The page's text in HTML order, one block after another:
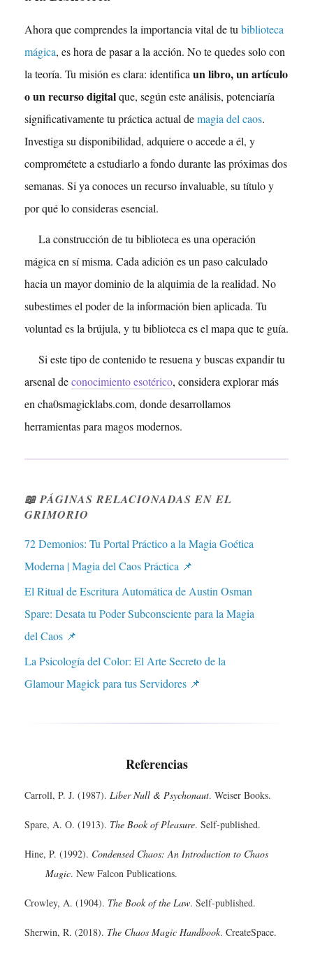
Ahora que comprendes la importancia vital de tu biblioteca
mágica, es hora de pasar a la acción. No te quedes solo con
la teoría. Tu misión es clara: identifica un libro, un artículo
o un recurso digitalque, según este análisis, potenciaría
significativamente tu práctica actual demagia del caos.
Investiga su disponibilidad, adquiere o accede a él, y
comprométete a estudiarlo a fondo durante las próximas dos
semanas. Si ya conoces un recurso invaluable, su título y
por qué lo consideras esencial.
La construcción de tu biblioteca es una operación
mágica en sí misma. Cada adición es un paso calculado
hacia un mayor dominio de la alquimia de la realidad. No
subestimes el poder de la información bien aplicada. Tu
voluntad es la brújula, y tu biblioteca es el mapa que te guía.
Si este tipo de contenido te resuena y buscas expandir tu
arsenal deconocimiento esotérico, considera explorar más
en cha0smagicklabs.com, donde desarrollamos
herramientas para magos modernos.
📖 PÁGINAS RELACIONADAS EN EL
GRIMORIO
72 Demonios: Tu Portal Práctico a la Magia Goética
Moderna | Magia del Caos Práctica 📌
El Ritual de Escritura Automática de Austin Osman
Spare: Desata tu Poder Subconsciente para la Magia
del Caos 📌
La Psicología del Color: El Arte Secreto de la
Glamour Magick para tus Servidores 📌
Referencias
Carroll, P. J. (1987). Liber Null & Psychonaut. Weiser Books.
Spare, A. O. (1913). The Book of Pleasure. Self-published.
Hine, P. (1992). Condensed Chaos: An Introduction to Chaos
Magic. New Falcon Publications.
Crowley, A. (1904). The Book of the Law. Self-published.
Sherwin, R. (2018). The Chaos Magic Handbook. CreateSpace.